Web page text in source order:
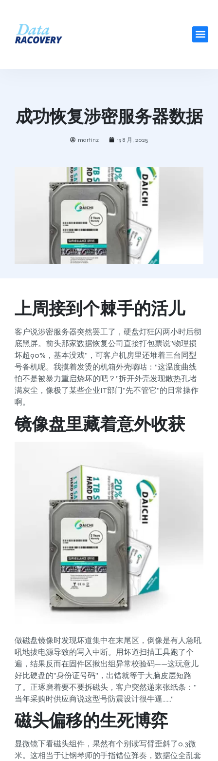
成功恢复涉密服务器数据
martinz 19 8 月, 2025
上周接到个棘手的活儿
客户说涉密服务器突然罢工了，硬盘灯狂闪两小时后彻
底黑屏。前头那家数据恢复公司直接打包票说”物理损
坏超90%，基本没戏”，可客户机房里还堆着三台同型
号备机呢。我摸着发烫的机箱外壳嘀咕：”这温度曲线
怕不是被暴力重启烧坏的吧？”拆开外壳发现散热孔堵
满灰尘，像极了某些企业IT部门”先不管它”的日常操作
啊。
镜像盘里藏着意外收获
做磁盘镜像时发现坏道集中在末尾区，倒像是有人急吼
吼地拔电源导致的写入中断。用坏道扫描工具跑了个
遍，结果反而在固件区揪出组异常校验码——这玩意儿
好比硬盘的”身份证号码”，出错就等于大脑皮层短路
了。正琢磨着要不要拆磁头，客户突然递来张纸条：”
当年采购时供应商说这型号防震设计很牛逼……”
磁头偏移的生死博弈
显微镜下看磁头组件，果然有个别读写臂歪斜了0.3微
米。这相当于让钢琴师的手指错位弹奏，数据位全乱套